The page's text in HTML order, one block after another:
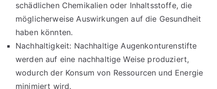
schädlichen Chemikalien oder Inhaltsstoffe, die
möglicherweise Auswirkungen auf die Gesundheit
haben könnten.
Nachhaltigkeit: Nachhaltige Augenkonturenstifte
werden auf eine nachhaltige Weise produziert,
wodurch der Konsum von Ressourcen und Energie
minimiert wird.